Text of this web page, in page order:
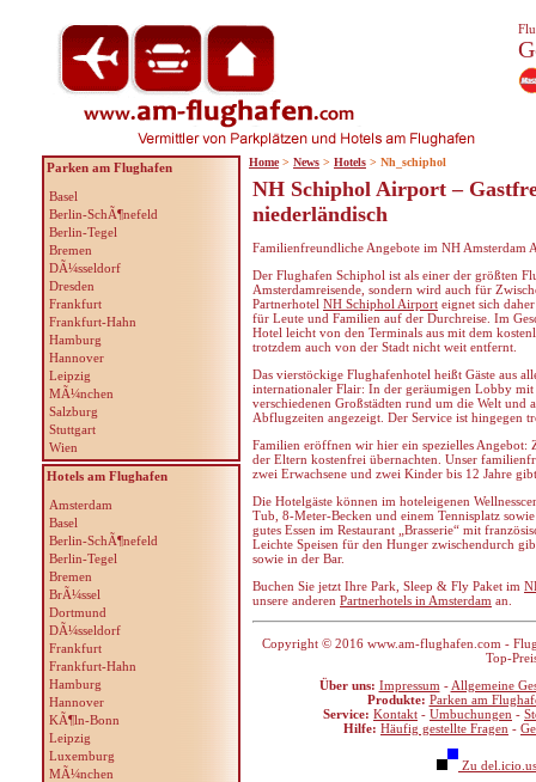
NH Schiphol Airport –
niederländisch
Familienfreundliche Angebote im NH Amsterdam
Der Flughafen Schiphol ist als einer der größten
Amsterdamreisende, sondern wird auch für
Partnerhotel NH Schiphol Airport eignet sich
für Leute und Familien auf der Durchreise. Im
Hotel leicht von den Terminals aus mit dem
trotzdem auch von der Stadt nicht weit entfernt.
Das vierstöckige Flughafenhotel heißt Gäste aus
internationaler Flair: In der geräumigen Lobby
verschiedenen Großstädten rund um die Welt und
Abflugzeiten angezeigt. Der Service ist hingegen
Familien eröffnen wir hier ein spezielles
der Eltern kostenfrei übernachten. Unser
zwei Erwachsene und zwei Kinder bis 12 Jahre
Die Hotelgäste können im hoteleigenen
Tub, 8-Meter-Becken und einem Tennisplatz
gutes Essen im Restaurant „Brasserie“ mit
Leichte Speisen für den Hunger zwischendurch
sowie in der Bar.
Buchen Sie jetzt Ihre Park, Sleep & Fly Paket im
unsere anderen Partnerhotels in Amsterdam an.
Copyright © 2016 www.am-flughafen.com -
Top-
Über uns: Impressum - Allgemeine
Produkte: Parken am
Service: Kontakt - Umbuchungen -
Hilfe: Häufig gestellte Fragen -
Zu
Parken am Flughafen
Basel
Berlin-SchÃ¶nefeld
Berlin-Tegel
Bremen
DÃ¼sseldorf
Dresden
Frankfurt
Frankfurt-Hahn
Hamburg
Hannover
Leipzig
MÃ¼nchen
Salzburg
Stuttgart
Wien
Hotels am Flughafen
Amsterdam
Basel
Berlin-SchÃ¶nefeld
Berlin-Tegel
Bremen
BrÃ¼ssel
Dortmund
DÃ¼sseldorf
Frankfurt
Frankfurt-Hahn
Hamburg
Hannover
KÃ¶ln-Bonn
Leipzig
Luxemburg
MÃ¼nchen
Home > News > Hotels > Nh_schiphol